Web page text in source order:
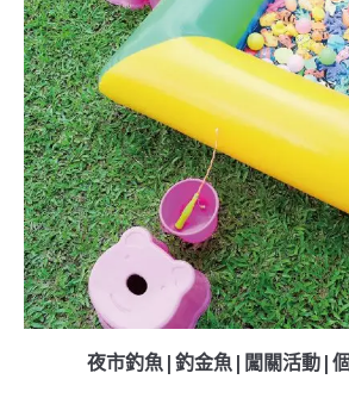
夜市釣魚|釣金魚|闖關活動|